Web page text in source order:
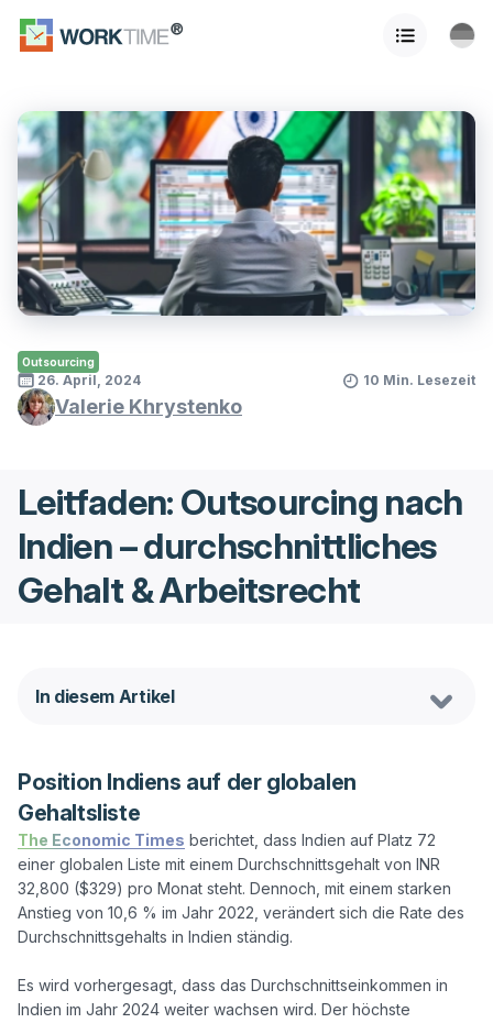
Outsourcing
26. April, 2024 10 Min. Lesezeit
Valerie Khrystenko
Leitfaden: Outsourcing nach
Indien – durchschnittliches
Gehalt & Arbeitsrecht
In diesem Artikel
Position Indiens auf der globalen
Gehaltsliste
The Economic Times berichtet, dass Indien auf Platz 72
einer globalen Liste mit einem Durchschnittsgehalt von INR
32,800 ($329) pro Monat steht. Dennoch, mit einem starken
Anstieg von 10,6 % im Jahr 2022, verändert sich die Rate des
Durchschnittsgehalts in Indien ständig.
Es wird vorhergesagt, dass das Durchschnittseinkommen in
Indien im Jahr 2024 weiter wachsen wird. Der höchste